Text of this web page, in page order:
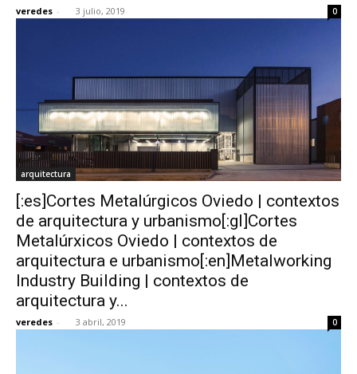
veredes - 3 julio, 2019 0
arquitectura
[:es]Cortes Metalúrgicos Oviedo | contextos
de arquitectura y urbanismo[:gl]Cortes
Metalúrxicos Oviedo | contextos de
arquitectura e urbanismo[:en]Metalworking
Industry Building | contextos de
arquitectura y...
veredes - 3 abril, 2019 0